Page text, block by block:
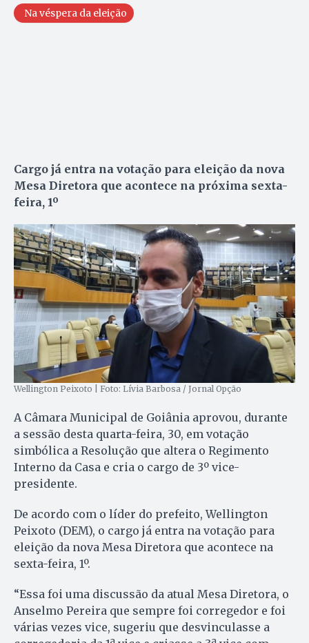
Na véspera da eleição
Cargo já entra na votação para eleição da nova
Mesa Diretora que acontece na próxima sexta-
feira, 1º
Wellington Peixoto | Foto: Lívia Barbosa / Jornal Opção
A Câmara Municipal de Goiânia aprovou, durante
a sessão desta quarta-feira, 30, em votação
simbólica a Resolução que altera o Regimento
Interno da Casa e cria o cargo de 3º vice-
presidente.
De acordo com o líder do prefeito, Wellington
Peixoto (DEM), o cargo já entra na votação para
eleição da nova Mesa Diretora que acontece na
sexta-feira, 1º.
“Essa foi uma discussão da atual Mesa Diretora, o
Anselmo Pereira que sempre foi corregedor e foi
várias vezes vice, sugeriu que desvinculasse a